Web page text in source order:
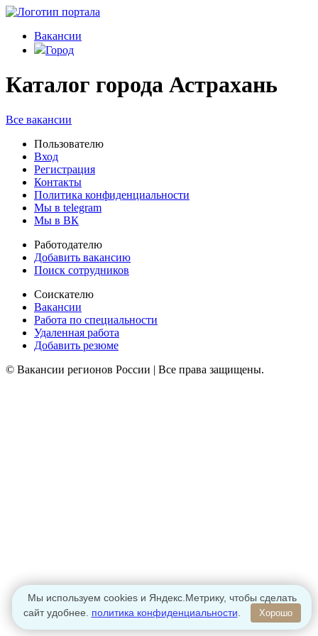
Вакансии
Город
Каталог города Астрахань
Все вакансии
Пользователю
Вход
Регистрация
Контакты
Политика конфиденциальности
Мы в telegram
Мы в ВК
Работодателю
Добавить вакансию
Поиск сотрудников
Соискателю
Вакансии
Работа по специальности
Удаленная работа
Добавить резюме
© Вакансии регионов России | Все права защищены.
Мы используем cookies и Яндекс.Метрику, чтобы сделать
сайт удобнее. политика конфиденциальности Хорошо